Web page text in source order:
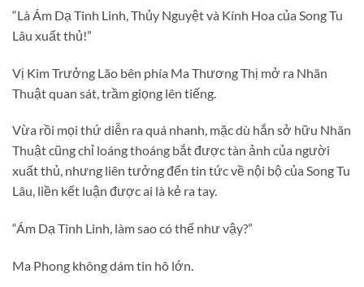
“Là Ám Dạ Tinh Linh, Thủy Nguyệt và Kính Hoa của Song Tu
Lâu xuất thủ!”
Vị Kim Trưởng Lão bên phía Ma Thương Thị mở ra Nhãn
Thuật quan sát, trầm giọng lên tiếng.
Vừa rồi mọi thứ diễn ra quá nhanh, mặc dù hắn sở hữu Nhãn
Thuật cũng chỉ loáng thoáng bắt được tàn ảnh của người
xuất thủ, nhưng liên tưởng đến tin tức về nội bộ của Song Tu
Lâu, liền kết luận được ai là kẻ ra tay.
“Ám Dạ Tinh Linh, làm sao có thể như vậy?”
Ma Phong không dám tin hô lớn.